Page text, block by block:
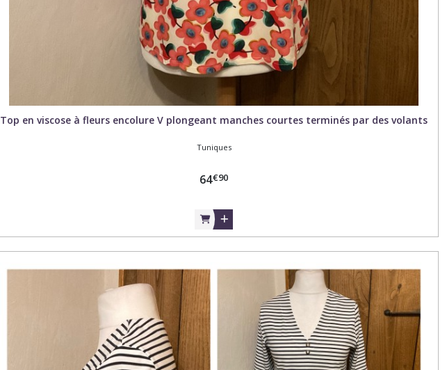
Top en viscose à fleurs encolure V plongeant manches courtes terminés par des volants
Tuniques
64€90